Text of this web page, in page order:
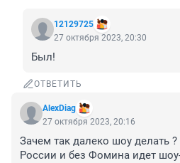
12129725
27 октября 2023, 20:30
Был!
ОТВЕТИТЬ
AlexDiag
27 октября 2023, 20:16
Зачем так далеко шоу делать
России и без Фомина идет